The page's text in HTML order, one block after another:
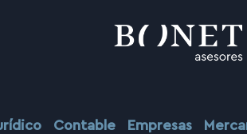
Contable Empresas